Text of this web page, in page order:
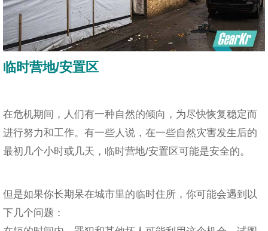
临时营地/安置区
在危机期间，人们有一种自然的倾向，为尽快恢复稳定而
进行努力和工作。有一些人说，在一些自然灾害发生后的
最初几个小时或几天，临时营地/安置区可能是安全的。
但是如果你长期呆在城市里的临时住所，你可能会遇到以
下几个问题：